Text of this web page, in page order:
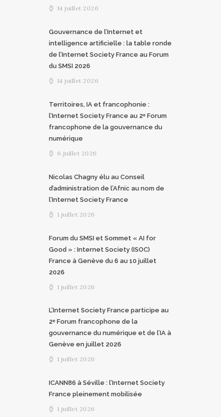
14 juillet 2026
Gouvernance de l’Internet et
intelligence artificielle : la table ronde
de l’Internet Society France au Forum
du SMSI 2026
14 juillet 2026
Territoires, IA et francophonie :
l’Internet Society France au 2ᵉ Forum
francophone de la gouvernance du
numérique
6 juillet 2026
Nicolas Chagny élu au Conseil
d’administration de l’Afnic au nom de
l’Internet Society France
1 juillet 2026
Forum du SMSI et Sommet « AI for
Good » : Internet Society (ISOC)
France à Genève du 6 au 10 juillet
2026
1 juillet 2026
L’Internet Society France participe au
2ᵉ Forum francophone de la
gouvernance du numérique et de l’IA à
Genève en juillet 2026
1 juillet 2026
ICANN86 à Séville : l’Internet Society
France pleinement mobilisée
1 juillet 2026